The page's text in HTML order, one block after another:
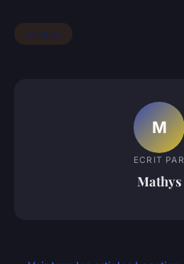
Location
M
ECRIT PAR
Mathys